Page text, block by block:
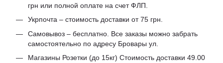
грн или полной оплате на счет ФЛП.
Укрпочта – стоимость доставки от 75 грн.
Самовывоз – бесплатно. Все заказы можно забрать
самостоятельно по адресу Бровары ул.
Магазины Розетки (до 15кг) Стоимость доставки 49.00